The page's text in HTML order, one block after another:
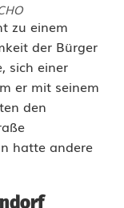
zu einem
der Bürger
sich einer
er mit seinem
den
hatte andere